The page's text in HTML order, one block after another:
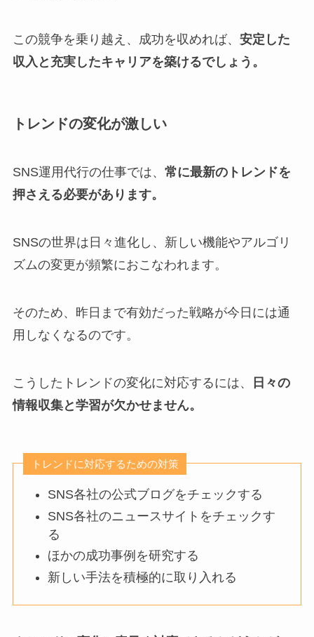
この競争を乗り越え、成功を収めれば、 安定した
収入と充実したキャリアを築けるでしょう。
トレンドの変化が激しい
SNS運用代行の仕事では、 常に最新のトレンドを
押さえる必要があります。
SNSの世界は日々進化し、新しい機能やアルゴリ
ズムの変更が頻繁におこなわれます。
そのため、昨日まで有効だった戦略が今日には通
用しなくなるのです。
こうしたトレンドの変化に対応するには、
日々の
情報収集と学習が欠かせません。
トレンドに対応するための対策
SNS各社の公式ブログをチェックする
SNS各社のニュースサイトをチェックす
る
ほかの成功事例を研究する
新しい手法を積極的に取り入れる